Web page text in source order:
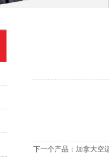
下一个产品： 加拿大空